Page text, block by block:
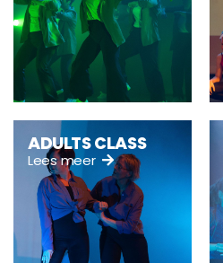
ADULTS CLASS
Lees meer